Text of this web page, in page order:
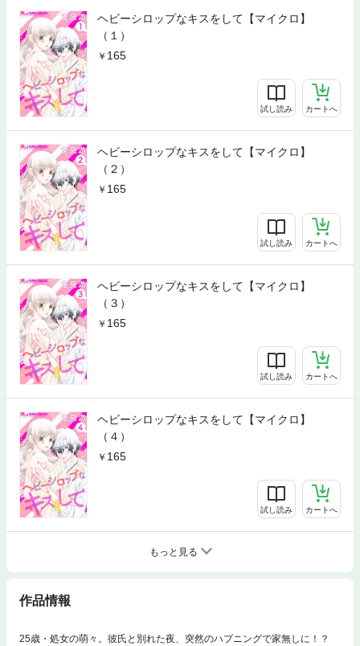
ヘビーシロップなキスをして【マイクロ】
（１）
165
試し読み カートへ
ヘビーシロップなキスをして【マイクロ】
（２）
165
試し読み カートへ
ヘビーシロップなキスをして【マイクロ】
（３）
165
試し読み カートへ
ヘビーシロップなキスをして【マイクロ】
（４）
165
試し読み カートへ
もっと見る
作品情報
25歳・処女の萌々。彼氏と別れた夜、突然のハプニングで家無しに！？